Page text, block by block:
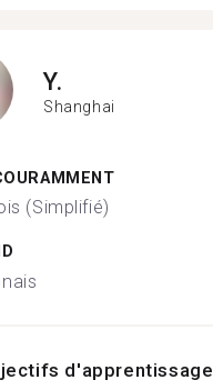
Y.
Shanghai
(Simplifié)
d'apprentissage